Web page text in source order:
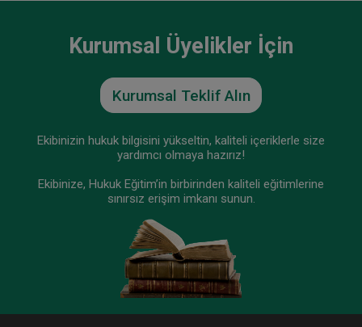
Şirketler Hukuku - 2 - IV. Ticaret Hukuku
Kongresi - V. Oturum
360 TL Sepete Ekle
Tüketici Hukuku Enstitüsü
Kurumsal Üyelikler İçin
Kurumsal Teklif Alın
Ekibinizin hukuk bilgisini yükseltin, kaliteli içeriklerle size
yardımcı olmaya hazırız!
Ekibinize, Hukuk Eğitim’in birbirinden kaliteli eğitimlerine
sınırsız erişim imkanı sunun.